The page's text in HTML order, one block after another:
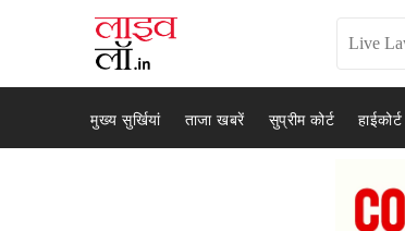
मुख्य सुर्खियां ताजा खबरें सुप्रीम कोर्ट हाईकोर्ट